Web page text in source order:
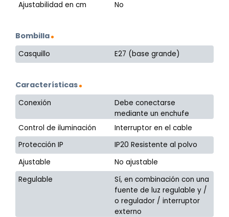
Ajustabilidad en cm
No
Bombilla
Casquillo E27 (base grande)
Características
Conexión
Debe conectarse
mediante un enchufe
Control de iluminación
Interruptor en el cable
Protección IP
IP20 Resistente al polvo
Ajustable
No ajustable
Regulable
Sí, en combinación con una
fuente de luz regulable y /
o regulador / interruptor
externo